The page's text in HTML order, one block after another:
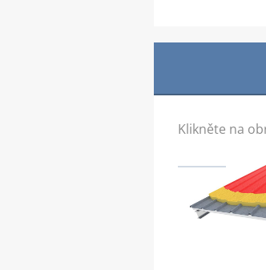
Klikněte na